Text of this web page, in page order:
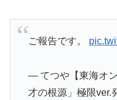
ご報告です。
— てつや【東海オ
才の根源」極限ver.